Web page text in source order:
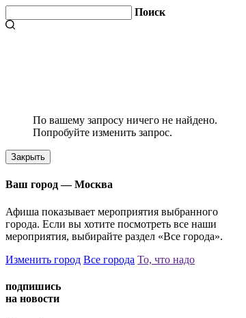
Поиск
По вашему запросу ничего не найдено.
Попробуйте изменить запрос.
Закрыть
Ваш город —Москва
Афиша показывает мероприятия выбранного
города. Если вы хотите посмотреть все наши
мероприятия, выбирайте раздел «Все города».
Изменить город Все города То, что надо
подпишись
на новости